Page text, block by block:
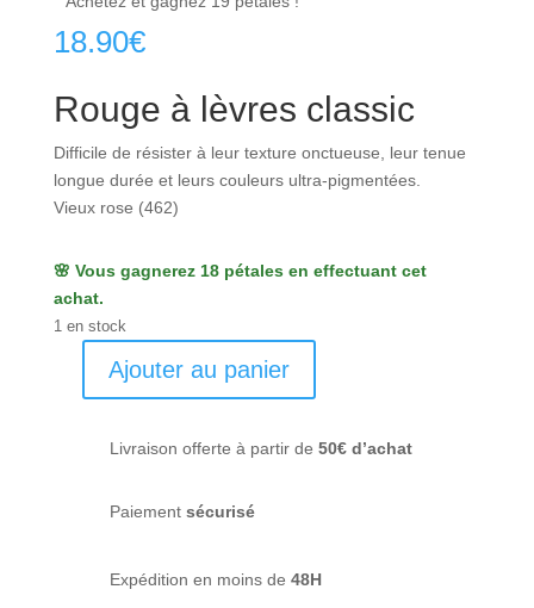
18.90€
Rouge à lèvres classic
Difficile de résister à leur texture onctueuse, leur tenue
longue durée et leurs couleurs ultra-pigmentées.
Vieux rose (462)
🌸 Vous gagnerez 18 pétales en effectuant cet
achat.
1 en stock
quantitéAjouter au panier
Livraison offerte à partir de 50€ d’achat
Paiement sécurisé
Expédition en moins de 48H